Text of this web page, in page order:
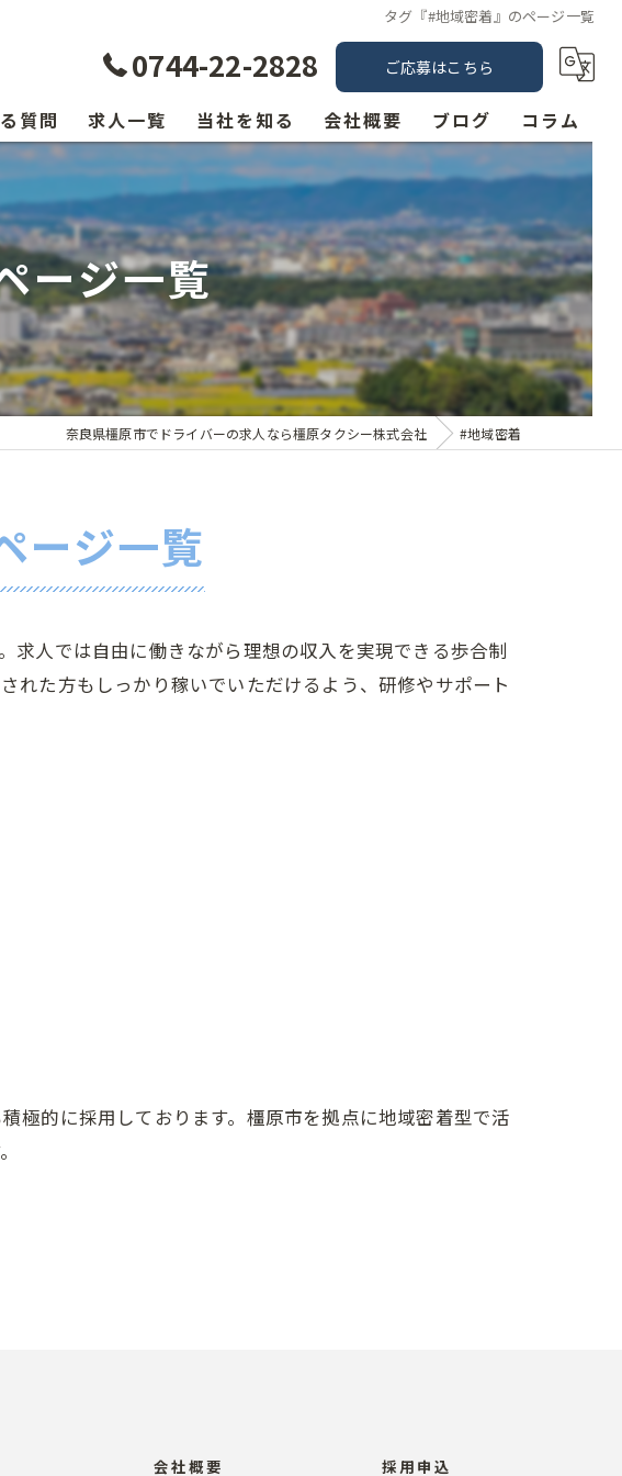
タグ『#地域密着』のページ一覧
0744-22-2828 ご応募はこちら
質問 求人一覧 当社を知る
未経験
経験者
転職
歩合制
シフト制
会社概要
漫画特集
ブログ コラム
ージ一覧
奈良県橿原市でドライバーの求人なら橿原タクシー株式会社 #地域密着
ージ一覧
求人では自由に働きながら理想の収入を実現できる歩合制
れた方もしっかり稼いでいただけるよう、研修やサポート
極的に採用しております。橿原市を拠点に地域密着型で活
会社概要 採用申込